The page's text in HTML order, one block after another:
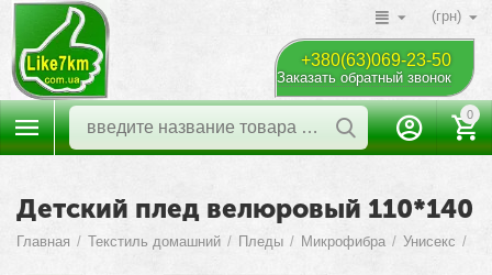
(грн)
+380(63)069-23-50
Заказать обратный звонок
0
Детский плед велюровый 110*140
Главная / Текстиль домашний / Пледы / Микрофибра / Унисекс /